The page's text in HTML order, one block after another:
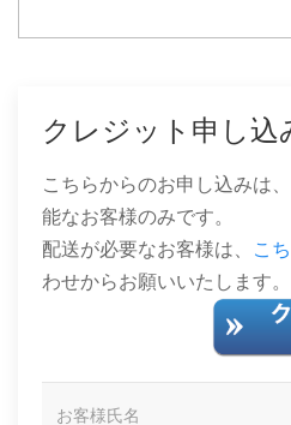
クレジット申し込
こちらからのお申し込みは
能なお客様のみです。
配送が必要なお客様は、
こ
わせからお願いいたします。
お客様氏名